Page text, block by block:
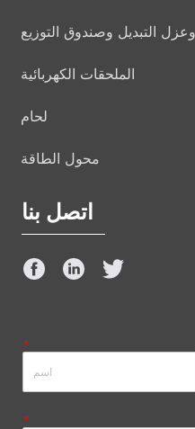
التبديل وصندوق التوزيع
الملحقات الكهربائية
لحام
محول الطاقة
اتصل بنا
*
*